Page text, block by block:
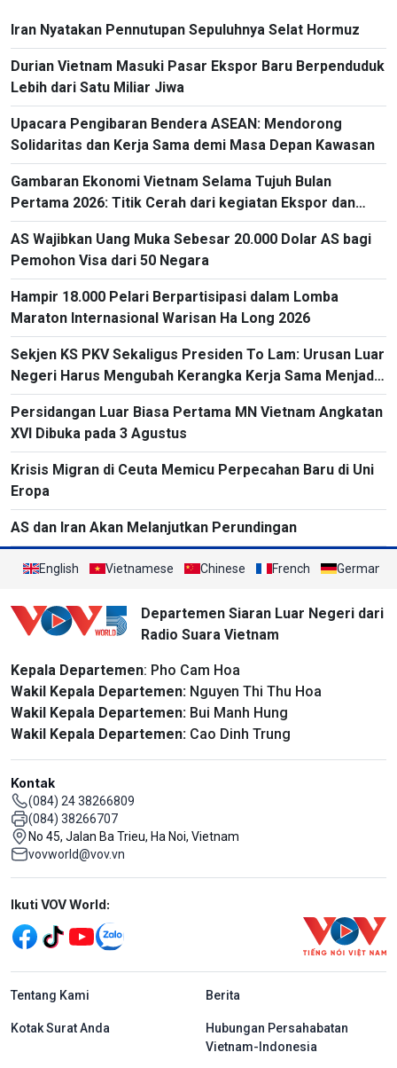
Iran Nyatakan Pennutupan Sepuluhnya Selat Hormuz
Durian Vietnam Masuki Pasar Ekspor Baru Berpenduduk
Lebih dari Satu Miliar Jiwa
Upacara Pengibaran Bendera ASEAN: Mendorong
Solidaritas dan Kerja Sama demi Masa Depan Kawasan
Gambaran Ekonomi Vietnam Selama Tujuh Bulan
Pertama 2026: Titik Cerah dari kegiatan Ekspor dan
Impor
AS Wajibkan Uang Muka Sebesar 20.000 Dolar AS bagi
Pemohon Visa dari 50 Negara
Hampir 18.000 Pelari Berpartisipasi dalam Lomba
Maraton Internasional Warisan Ha Long 2026
Sekjen KS PKV Sekaligus Presiden To Lam: Urusan Luar
Negeri Harus Mengubah Kerangka Kerja Sama Menjadi
Proyek-Proyek Konkret dan Menganggap Efektivitas
yang Substansial sebagai Tolok Ukur
Persidangan Luar Biasa Pertama MN Vietnam Angkatan
XVI Dibuka pada 3 Agustus
Krisis Migran di Ceuta Memicu Perpecahan Baru di Uni
Eropa
AS dan Iran Akan Melanjutkan Perundingan
English Vietnamese Chinese French German
Departemen Siaran Luar Negeri dari
Radio Suara Vietnam
Kepala Departemen: Pho Cam Hoa
Wakil Kepala Departemen: Nguyen Thi Thu Hoa
Wakil Kepala Departemen: Bui Manh Hung
Wakil Kepala Departemen: Cao Dinh Trung
Kontak
(084) 24 38266809
(084) 38266707
No 45, Jalan Ba Trieu, Ha Noi, Vietnam
vovworld@vov.vn
Mạng xã hội
Ikuti VOV World:
menu footer tiếng Indo
Tentang Kami Berita
Kotak Surat Anda
Hubungan Persahabatan
Vietnam-Indonesia